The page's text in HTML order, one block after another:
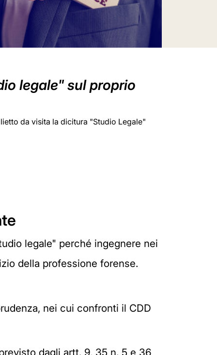
legale" sul proprio
da visita la dicitura "Studio Legale"
legale" perché ingegnere nei
della professione forense.
nei cui confronti il CDD
dagli artt. 9, 35 n. 5 e 36